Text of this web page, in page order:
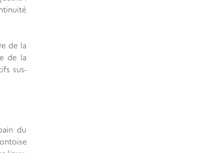
de la
de la
sus-
du